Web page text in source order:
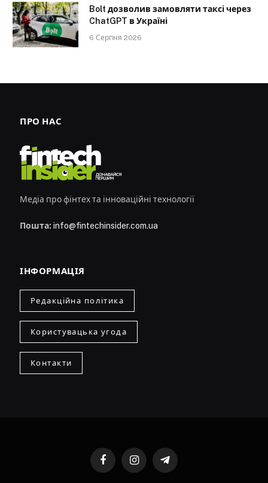
Bolt дозволив замовляти таксі через
ChatGPT в Україні
6 Серпня 2026
ПРО НАС
Медіа про фінтех та інноваційні технології
Пошта: info@fintechinsider.com.ua
ІНФОРМАЦІЯ
Редакційна політика
Користувацька угода
Контакти
FacebookInstagramTelegram